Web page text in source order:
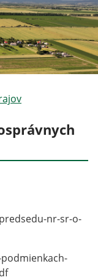
nr-sr-o-